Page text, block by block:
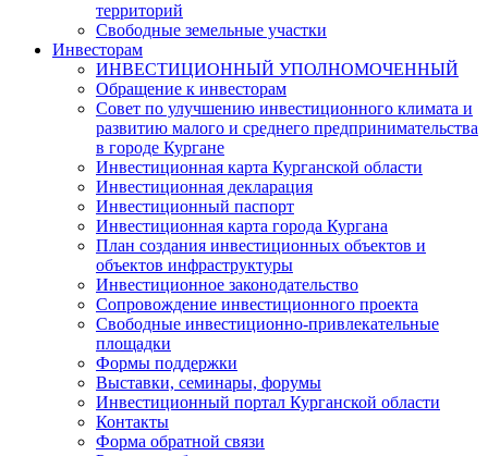
территорий
Свободные земельные участки
Инвесторам
ИНВЕСТИЦИОННЫЙ УПОЛНОМОЧЕННЫЙ
Обращение к инвесторам
Совет по улучшению инвестиционного климата и
развитию малого и среднего предпринимательства
в городе Кургане
Инвестиционная карта Курганской области
Инвестиционная декларация
Инвестиционный паспорт
Инвестиционная карта города Кургана
План создания инвестиционных объектов и
объектов инфраструктуры
Инвестиционное законодательство
Сопровождение инвестиционного проекта
Свободные инвестиционно-привлекательные
площадки
Формы поддержки
Выставки, семинары, форумы
Инвестиционный портал Курганской области
Контакты
Форма обратной связи